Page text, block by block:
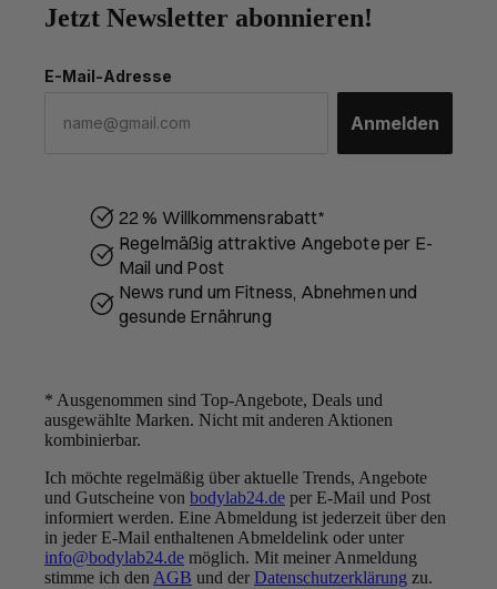
Jetzt Newsletter abonnieren!
E-Mail-Adresse
Anmelden
22 % Willkommensrabatt*
Regelmäßig attraktive Angebote per E-
Mail und Post
News rund um Fitness, Abnehmen und
gesunde Ernährung
* Ausgenommen sind Top-Angebote, Deals und
ausgewählte Marken. Nicht mit anderen Aktionen
kombinierbar.
Ich möchte regelmäßig über aktuelle Trends, Angebote
und Gutscheine von bodylab24.de per E-Mail und Post
informiert werden. Eine Abmeldung ist jederzeit über den
in jeder E-Mail enthaltenen Abmeldelink oder unter
info@bodylab24.de möglich. Mit meiner Anmeldung
stimme ich den AGB und der Datenschutzerklärung zu.
UNSER VERSPRECHEN:
BESTE QUALITÄT ZU
FAIREN PREISEN
Folge uns